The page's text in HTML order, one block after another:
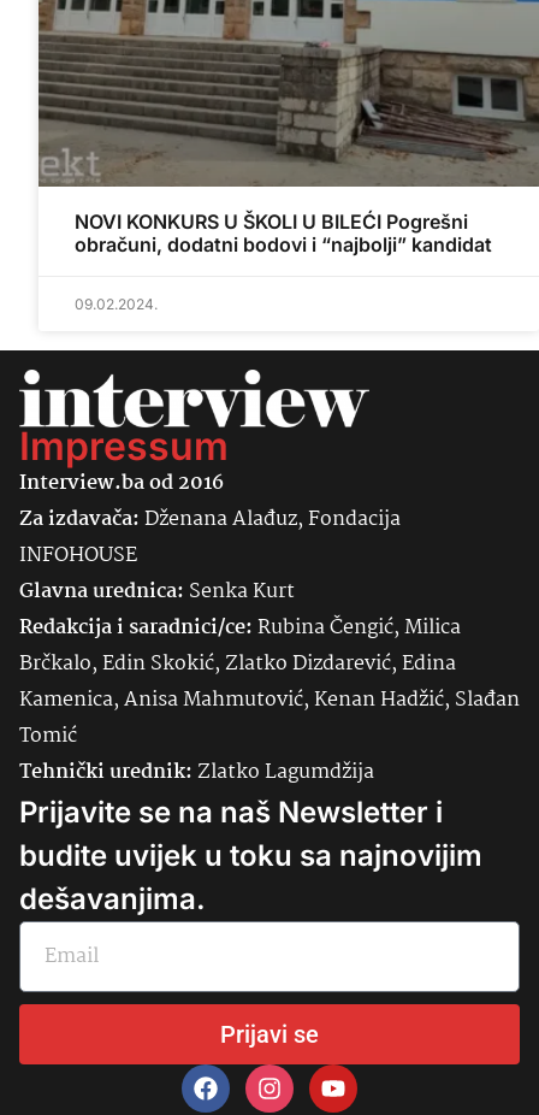
NOVI KONKURS U ŠKOLI U BILEĆI Pogrešni
obračuni, dodatni bodovi i “najbolji” kandidat
09.02.2024.
Impressum
Interview.ba od 2016
Za izdavača:Dženana Alađuz, Fondacija
INFOHOUSE
Glavna urednica: SenkaKurt
Redakcija i saradnici/ce:Rubina Čengić, Milica
Brčkalo, Edin Skokić, Zlatko Dizdarević, Edina
Kamenica, Anisa Mahmutović, Kenan Hadžić, Slađan
Tomić
Tehnički urednik:Zlatko Lagumdžija
Prijavite se na naš Newsletter i
budite uvijek u toku sa najnovijim
dešavanjima.
Prijavi se